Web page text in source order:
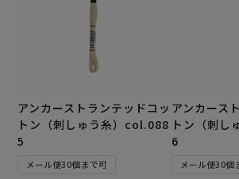
アンカーストランテッドコッ
トン（刺しゅう糸）col.088
5
メール便30個まで可
アンカース
トン（刺し
6
メール便30個